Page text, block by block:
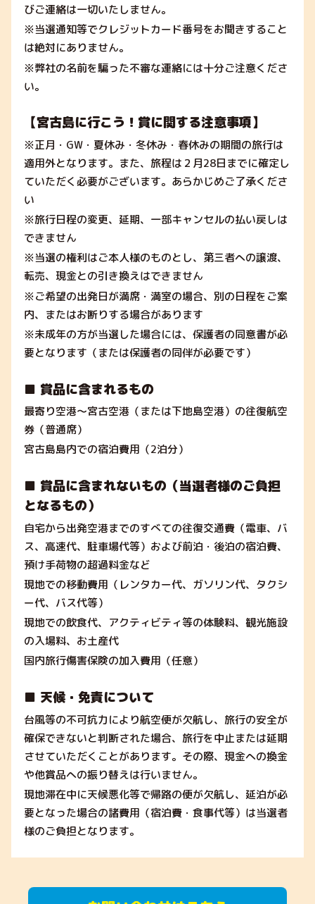
びご連絡は一切いたしません。
※当選通知等でクレジットカード番号をお聞きすること
は絶対にありません。
※弊社の名前を騙った不審な連絡には十分ご注意くださ
い。
【宮古島に行こう！賞に関する注意事項】
※正月・GW・夏休み・冬休み・春休みの期間の旅行は
適用外となります。また、旅程は２月28日までに確定し
ていただく必要がございます。あらかじめご了承くださ
い
※旅行日程の変更、延期、一部キャンセルの払い戻しは
できません
※当選の権利はご本人様のものとし、第三者への譲渡、
転売、現金との引き換えはできません
※ご希望の出発日が満席・満室の場合、別の日程をご案
内、またはお断りする場合があります
※未成年の方が当選した場合には、保護者の同意書が必
要となります（または保護者の同伴が必要です）
■ 賞品に含まれるもの
最寄り空港〜宮古空港（または下地島空港）の往復航空
券（普通席）
宮古島島内での宿泊費用（2泊分）
■ 賞品に含まれないもの（当選者様のご負担
となるもの）
自宅から出発空港までのすべての往復交通費（電車、バ
ス、高速代、駐車場代等）および前泊・後泊の宿泊費、
預け手荷物の超過料金など
現地での移動費用（レンタカー代、ガソリン代、タクシ
ー代、バス代等）
現地での飲食代、アクティビティ等の体験料、観光施設
の入場料、お土産代
国内旅行傷害保険の加入費用（任意）
■ 天候・免責について
台風等の不可抗力により航空便が欠航し、旅行の安全が
確保できないと判断された場合、旅行を中止または延期
させていただくことがあります。その際、現金への換金
や他賞品への振り替えは行いません。
現地滞在中に天候悪化等で帰路の便が欠航し、延泊が必
要となった場合の諸費用（宿泊費・食事代等）は当選者
様のご負担となります。